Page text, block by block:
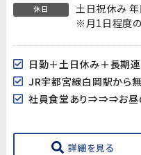
休日
土日祝休み
※月1日程度
詳細を見る